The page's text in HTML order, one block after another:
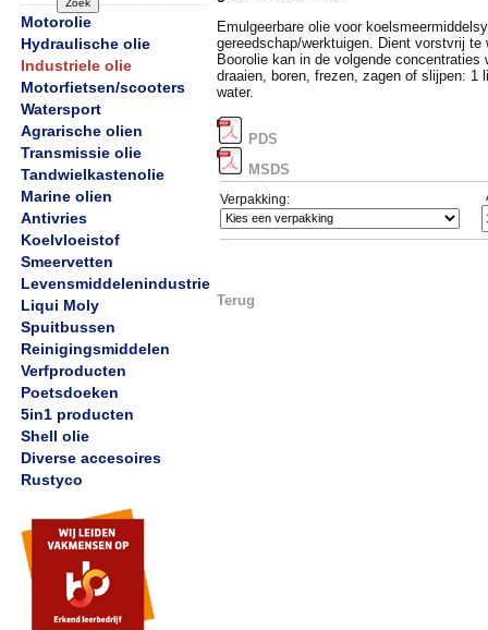
Motorolie
Hydraulische olie
Industriele olie
Motorfietsen/scooters
Watersport
Agrarische olien
Transmissie olie
Tandwielkastenolie
Marine olien
Antivries
Koelvloeistof
Smeervetten
Levensmiddelenindustrie
Liqui Moly
Spuitbussen
Reinigingsmiddelen
Verfproducten
Poetsdoeken
5in1 producten
Shell olie
Diverse accesoires
Rustyco
Emulgeerbare olie voor
gereedschap/werktuigen. Dient vorstvrij te
Boorolie kan in de volgende concentraties
draaien, boren, frezen, zagen of slijpen: 1
water.
PDS
MSDS
Verpakking:
Terug